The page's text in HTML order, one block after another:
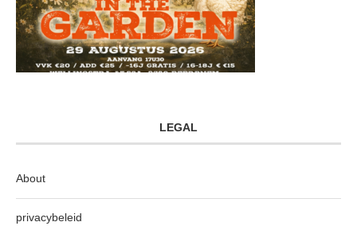
LEGAL
About
privacybeleid